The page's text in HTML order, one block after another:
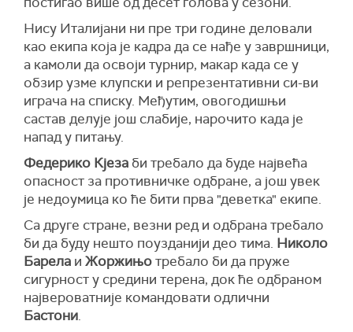
Нису Италијани ни пре три године деловали
као екипа која је кадра да се нађе у завршници,
а камоли да освоји турнир, макар када се у
обзир узме клупски и репрезентативни си-ви
играча на списку. Међутим, овогодишњи
састав делује још слабије, нарочито када је
напад у питању.
Федерико Кјеза би требало да буде највећа
опасност за противничке одбране, а још увек
је недоумица ко ће бити прва "деветка" екипе.
Са друге стране, везни ред и одбрана требало
би да буду нешто поузданији део тима. Николо
Барела и Жоржињотребало би да пруже
сигурност у средини терена, док ће одбраном
највероватније командовати одлични
Бастони.